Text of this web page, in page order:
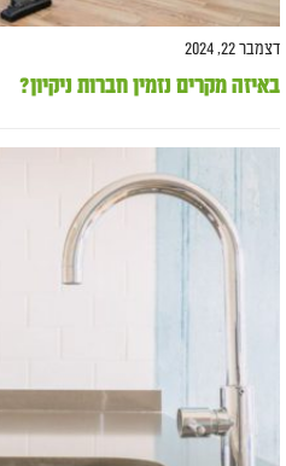
דצמבר 22, 2024
באיזה מקרים נזמין חברות ניקיון?